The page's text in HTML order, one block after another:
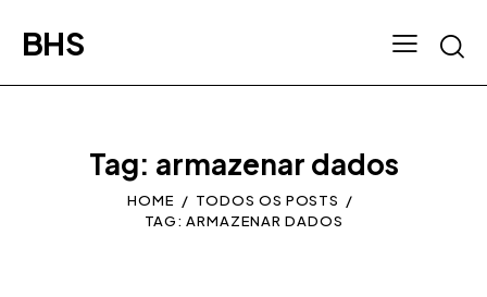
BHS
Tag: armazenar dados
HOME
TODOS OS POSTS
TAG: ARMAZENAR DADOS